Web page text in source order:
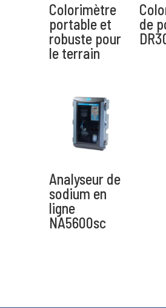
r
n
a
t
Colorimètre
portable et
robuste pour
le terrain
de
Analyseur de
sodium en
ligne
NA5600sc